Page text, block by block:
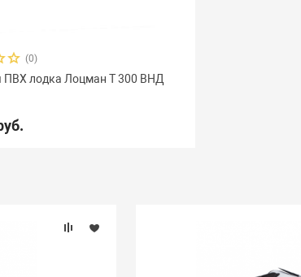
(0)
ПВХ лодка Лоцман Т 300 ВНД